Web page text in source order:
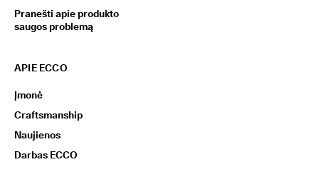
Pranešti apie produkto
saugos problemą
APIE ECCO
Įmonė
Craftsmanship
Naujienos
Darbas ECCO